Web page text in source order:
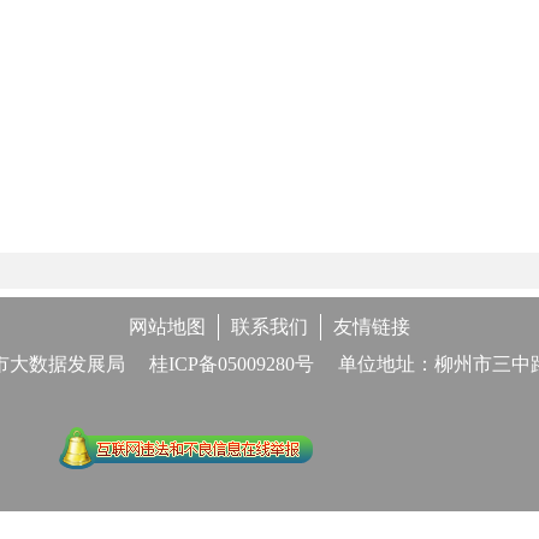
网站地图 联系我们
友情链接
大数据发展局
桂ICP备05009280号 单位地址：柳州市三中